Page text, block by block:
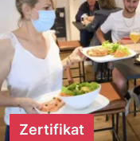
Zertifikat